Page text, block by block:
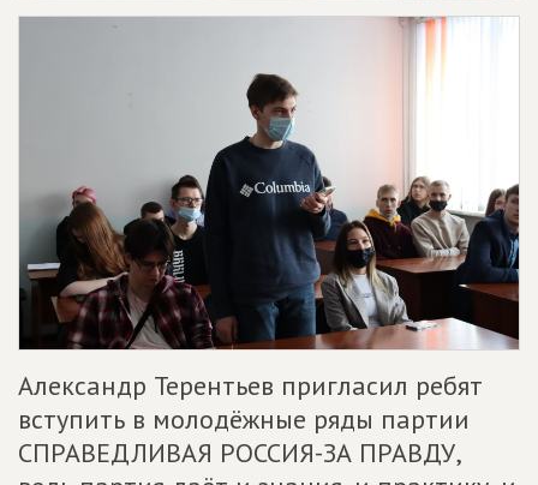
Александр Терентьев пригласил ребят
вступить в молодёжные ряды партии
СПРАВЕДЛИВАЯ РОССИЯ-ЗА ПРАВДУ,